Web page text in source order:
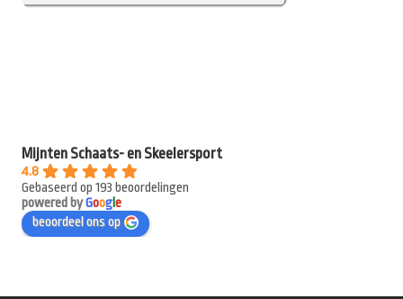
Mijnten Schaats- en Skeelersport
4.8
Gebaseerd op 193 beoordelingen
powered byGooge
beoordeel ons op